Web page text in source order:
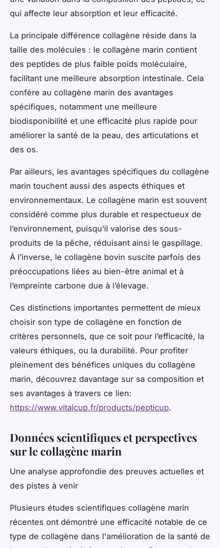
qui affecte leur absorption et leur efficacité.
La principale différence collagène réside dans la
taille des molécules : le collagène marin contient
des peptides de plus faible poids moléculaire,
facilitant une meilleure absorption intestinale. Cela
confère au collagène marin des avantages
spécifiques, notamment une meilleure
biodisponibilité et une efficacité plus rapide pour
améliorer la santé de la peau, des articulations et
des os.
Par ailleurs, les avantages spécifiques du collagène
marin touchent aussi des aspects éthiques et
environnementaux. Le collagène marin est souvent
considéré comme plus durable et respectueux de
l’environnement, puisqu’il valorise des sous-
produits de la pêche, réduisant ainsi le gaspillage.
À l’inverse, le collagène bovin suscite parfois des
préoccupations liées au bien-être animal et à
l’empreinte carbone due à l’élevage.
Ces distinctions importantes permettent de mieux
choisir son type de collagène en fonction de
critères personnels, que ce soit pour l’efficacité, la
valeurs éthiques, ou la durabilité. Pour profiter
pleinement des bénéfices uniques du collagène
marin, découvrez davantage sur sa composition et
ses avantages à travers ce lien:
https://www.vitalcup.fr/products/pepticup.
Données scientifiques et perspectives
sur le collagène marin
Une analyse approfondie des preuves actuelles et
des pistes à venir
Plusieurs études scientifiques collagène marin
récentes ont démontré une efficacité notable de ce
type de collagène dans l'amélioration de la santé de